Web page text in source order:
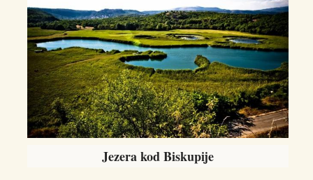
Jezera kod Biskupije